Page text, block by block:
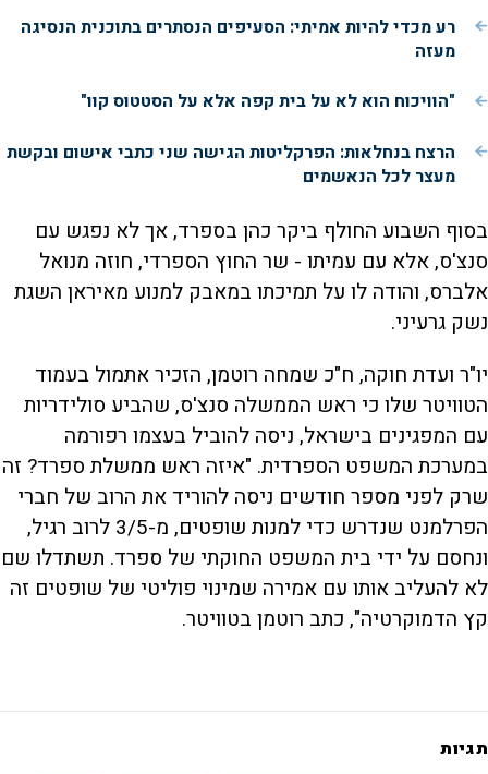
רע מכדי להיות אמיתי: הסעיפים הנסתרים בתוכנית הנסיגה
מעזה
"הוויכוח הוא לא על בית קפה אלא על הסטטוס קוו"
הרצח בנחלאות: הפרקליטות הגישה שני כתבי אישום ובקשת
מעצר לכל הנאשמים
בסוף השבוע החולף ביקר כהן בספרד, אך לא נפגש עם
סנצ'ס, אלא עם עמיתו - שר החוץ הספרדי, חוזה מנואל
אלברס, והודה לו על תמיכתו במאבק למנוע מאיראן השגת
נשק גרעיני.
יו"ר ועדת חוקה, ח"כ שמחה רוטמן, הזכיר אתמול בעמוד
הטוויטר שלו כי ראש הממשלה סנצ'ס, שהביע סולידריות
עם המפגינים בישראל, ניסה להוביל בעצמו רפורמה
במערכת המשפט הספרדית. "איזה ראש ממשלת ספרד? זה
שרק לפני מספר חודשים ניסה להוריד את הרוב של חברי
הפרלמנט שנדרש כדי למנות שופטים, מ-3/5 לרוב רגיל,
ונחסם על ידי בית המשפט החוקתי של ספרד. תשתדלו שם
לא להעליב אותו עם אמירה שמינוי פוליטי של שופטים זה
קץ הדמוקרטיה", כתב רוטמן בטוויטר.
תגיות